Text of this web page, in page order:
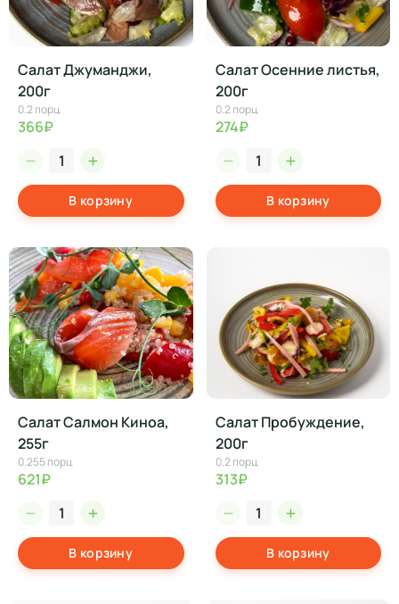
Салат Джуманджи,
200г
0.2 порц
366₽
В корзину
Салат Осенние листья,
200г
0.2 порц
274₽
В корзину
Салат Салмон Киноа,
255г
0.255 порц
621₽
В корзину
Салат Пробуждение,
200г
0.2 порц
313₽
В корзину